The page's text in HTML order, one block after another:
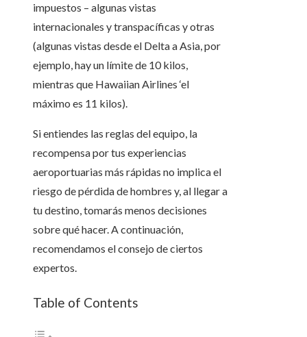
impuestos – algunas vistas
internacionales y transpacíficas y otras
(algunas vistas desde el Delta a Asia, por
ejemplo, hay un límite de 10 kilos,
mientras que Hawaiian Airlines ‘el
máximo es 11 kilos).
Si entiendes las reglas del equipo, la
recompensa por tus experiencias
aeroportuarias más rápidas no implica el
riesgo de pérdida de hombres y, al llegar a
tu destino, tomarás menos decisiones
sobre qué hacer. A continuación,
recomendamos el consejo de ciertos
expertos.
Table of Contents